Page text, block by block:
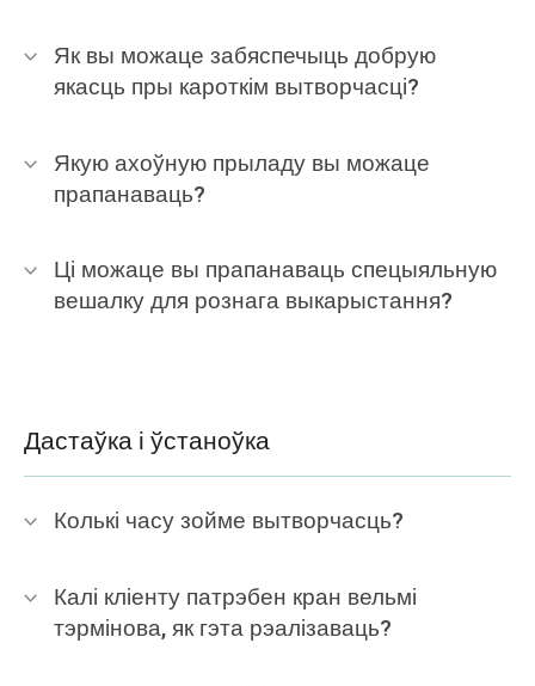
Як вы можаце забяспечыць добрую
якасць пры кароткім вытворчасці?
Якую ахоўную прыладу вы можаце
прапанаваць?
Ці можаце вы прапанаваць спецыяльную
вешалку для рознага выкарыстання?
Дастаўка і ўстаноўка
Колькі часу зойме вытворчасць?
Калі кліенту патрэбен кран вельмі
тэрмінова, як гэта рэалізаваць?